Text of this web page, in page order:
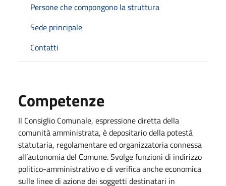
Persone che compongono la struttura
Sede principale
Contatti
Competenze
Il Consiglio Comunale, espressione diretta della
comunità amministrata, è depositario della potestà
statutaria, regolamentare ed organizzatoria connessa
all’autonomia del Comune. Svolge funzioni di indirizzo
politico-amministrativo e di verifica anche economica
sulle linee di azione dei soggetti destinatari in